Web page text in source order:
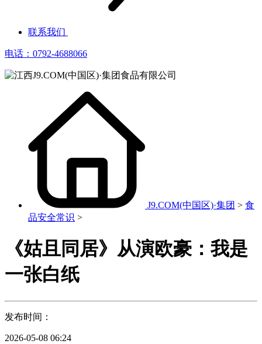
联系我们
电话：0792-4688066
J9.COM(中国区)·集团 > 食
品安全常识 >
《姑且同居》从演欧豪：我是
一张白纸
发布时间：
2026-05-08 06:24